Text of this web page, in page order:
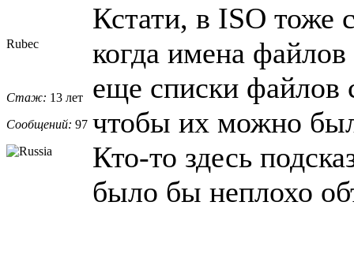
Rubec
Стаж: 13 лет
Сообщений: 97
Кстати, в ISO тоже
когда имена
еще списки файлов
чтобы их можно
Кто-то здесь
было бы неплохо